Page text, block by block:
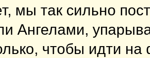
мы так сильно
Ангелами,
чтобы идти